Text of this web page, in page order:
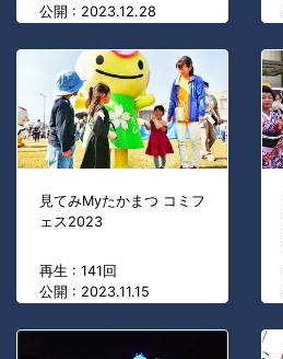
公開 : 2023.12.28
見てみMyたかまつ コミフ
ェス2023
再生 : 141回
公開 : 2023.11.15